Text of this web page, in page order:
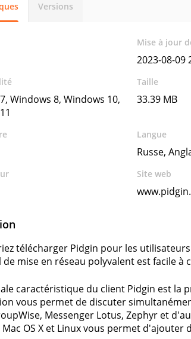
Versions
Mise à jour
2023-08-09
Windows 8, Windows 10,
Taille
33.39 MB
Langue
Russe,
Site web
télécharger Pidgin pour les
de mise en réseau polyvalent est facile à
caractéristique du client Pidgin est la
vous permet de discuter
Messenger Lotus, Zephyr et
OS X et Linux vous permet